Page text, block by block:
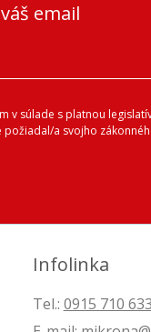
email
v súlade s platnou
a svojho
Infolinka
Tel.: 0915 710 633